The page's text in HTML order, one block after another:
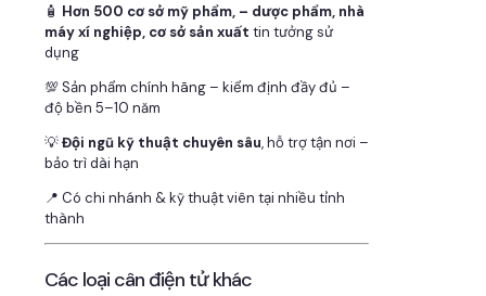
🧴 Hơn 500 cơ sở mỹ phẩm, – dược phẩm, nhà
máy xí nghiệp, cơ sở sản xuất tin tưởng sử
dụng
💯 Sản phẩm chính hãng – kiểm định đầy đủ –
độ bền 5–10 năm
💡Đội ngũ kỹ thuật chuyên sâu, hỗ trợ tận nơi –
bảo trì dài hạn
📍 Có chi nhánh & kỹ thuật viên tại nhiều tỉnh
thành
Các loại cân điện tử khác